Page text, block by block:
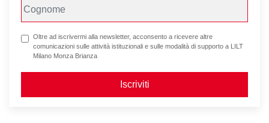
Oltre ad iscrivermi alla newsletter, acconsento a ricevere altre
comunicazioni sulle attività istituzionali e sulle modalità di supporto a LILT
Milano Monza Brianza
Iscriviti